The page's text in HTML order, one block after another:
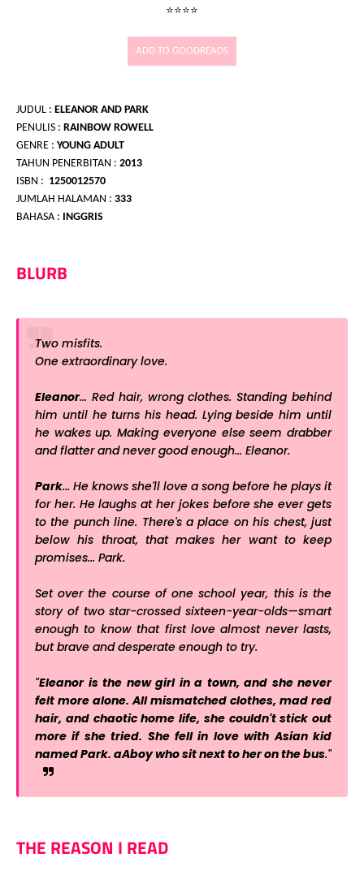
⭐⭐⭐⭐
JUDUL : ELEANOR AND PARK
PENULIS : RAINBOW ROWELL
GENRE : YOUNG ADULT
TAHUN PENERBITAN : 2013
ISBN : 1250012570
JUMLAH HALAMAN : 333
BAHASA : INGGRIS
BLURB
Two misfits.
One extraordinary love.
Eleanor... Red hair, wrong clothes. Standing behind
him until he turns his head. Lying beside him until
he wakes up. Making everyone else seem drabber
and flatter and never good enough... Eleanor.
Park... He knows she'll love a song before he plays it
for her. He laughs at her jokes before she ever gets
to the punch line. There's a place on his chest, just
below his throat, that makes her want to keep
promises... Park.
Set over the course of one school year, this is the
story of two star-crossed sixteen-year-olds—smart
enough to know that first love almost never lasts,
but brave and desperate enough to try.
"Eleanor is the new girl in a town, and she never
felt more alone. All mismatched clothes, mad red
hair, and chaotic home life, she couldn't stick out
more if she tried. She fell in love with Asian kid
named Park. aAboy who sit next to her on the bus."
THE REASON I READ